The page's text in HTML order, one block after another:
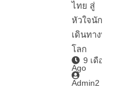
ไทย สู่
หัวใจนัก
เดินทางทั่ว
โลก
9 เดือน
Ago
Admin2